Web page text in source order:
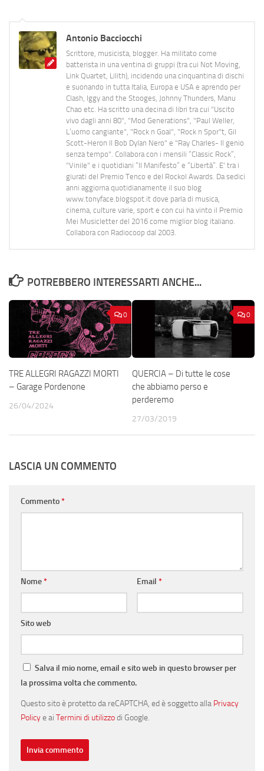
Antonio Bacciocchi
Scrittore, musicista, blogger. Ha militato come
batterista in una ventina di gruppi (tra cui Not Moving,
Link Quartet, Lilith), incidendo una cinquantina di dischi
e suonando in tutta Italia, Europa e USA e aprendo per
Clash, Iggy and the Stooges, Johnny Thunders, Manu
Chao etc. Ha scritto una decina di libri tra cui "Uscito
vivo dagli anni 80", "Mod Generations", "Paul Weller,
L’uomo cangiante", "Rock n Goal", "Rock n Spor"t, Gil
Scott-Heron Il Bob Dylan Nero" e "Ray Charles- Il genio
senza tempo". Collabora con i mensili “Classic Rock”,
"Vinile" e i quotidiani “Il Manifesto” e “Libertà”. E' tra i
giurati del Premio Tenco e del Rockol Awards. Da sedici
anni aggiorna quotidianamente il suo blog
www.tonyface.blogspot.it dove parla di musica,
cinema, culture varie, sport e con cui ha vinto il Premio
Mei Musicletter del 2016 come miglior blog italiano.
Collabora con Radiocoop dal 2003.
POTREBBERO INTERESSARTI ANCHE...
0
TRE ALLEGRI RAGAZZI MORTI
– Garage Pordenone
26/04/2024
0
QUERCIA – Di tutte le cose
che abbiamo perso e
perderemo
27/03/2019
LASCIA UN COMMENTO
Commento*
Nome* Email *
Sito web
Salva il mio nome, email e sito web in questo browser per
la prossima volta che commento.
Questo sito è protetto da reCAPTCHA, ed è soggetto alla Privacy
Policye ai Termini di utilizzodi Google.